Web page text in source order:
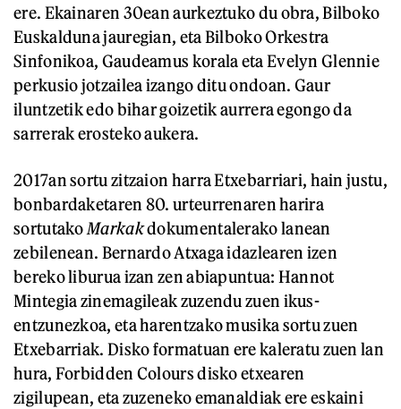
ere. Ekainaren 30ean aurkeztuko du obra, Bilboko
Euskalduna jauregian, eta Bilboko Orkestra
Sinfonikoa, Gaudeamus korala eta Evelyn Glennie
perkusio jotzailea izango ditu ondoan. Gaur
iluntzetik edo bihar goizetik aurrera egongo da
sarrerak erosteko aukera.
2017an sortu zitzaion harra Etxebarriari, hain justu,
bonbardaketaren 80. urteurrenaren harira
sortutako Markakdokumentalerako lanean
zebilenean. Bernardo Atxaga idazlearen izen
bereko liburua izan zen abiapuntua: Hannot
Mintegia zinemagileak zuzendu zuen ikus-
entzunezkoa, eta harentzako musika sortu zuen
Etxebarriak. Disko formatuan ere kaleratu zuen lan
hura, Forbidden Colours disko etxearen
zigilupean, eta zuzeneko emanaldiak ere eskaini